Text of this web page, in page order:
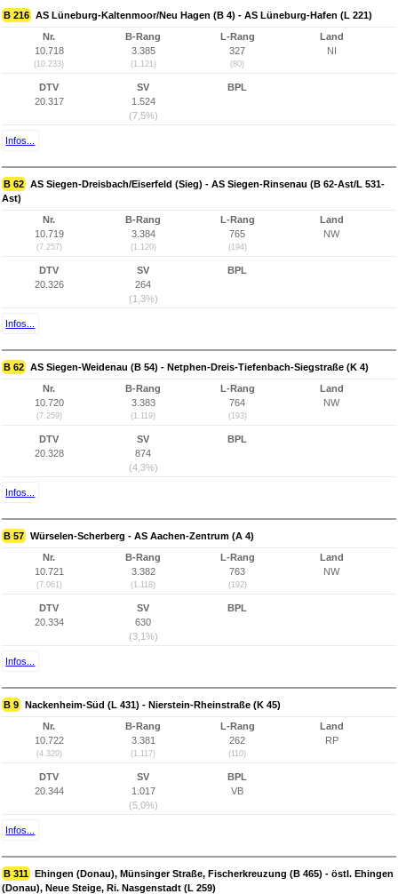
B 216 AS Lüneburg-Kaltenmoor/Neu Hagen (B 4) - AS Lüneburg-Hafen (L 221)
Nr.
10.718
(10.233)
B-Rang
3.385
(1.121)
L-Rang
327
(80)
Land
NI
DTV
20.317
SV
1.524
(7,5%)
BPL
Infos...
B 62 AS Siegen-Dreisbach/Eiserfeld (Sieg) - AS Siegen-Rinsenau (B 62-Ast/L 531-
Ast)
Nr.
10.719
(7.257)
B-Rang
3.384
(1.120)
L-Rang
765
(194)
Land
NW
DTV
20.326
SV
264
(1,3%)
BPL
Infos...
B 62 AS Siegen-Weidenau (B 54) - Netphen-Dreis-Tiefenbach-Siegstraße (K 4)
Nr.
10.720
(7.259)
B-Rang
3.383
(1.119)
L-Rang
764
(193)
Land
NW
DTV
20.328
SV
874
(4,3%)
BPL
Infos...
B 57 Würselen-Scherberg - AS Aachen-Zentrum (A 4)
Nr.
10.721
(7.061)
B-Rang
3.382
(1.118)
L-Rang
763
(192)
Land
NW
DTV
20.334
SV
630
(3,1%)
BPL
Infos...
B 9 Nackenheim-Süd (L 431) - Nierstein-Rheinstraße (K 45)
Nr.
10.722
(4.320)
B-Rang
3.381
(1.117)
L-Rang
262
(110)
Land
RP
DTV
20.344
SV
1.017
(5,0%)
BPL
VB
Infos...
B 311 Ehingen (Donau), Münsinger Straße, Fischerkreuzung (B 465) - östl. Ehingen
(Donau), Neue Steige, Ri. Nasgenstadt (L 259)